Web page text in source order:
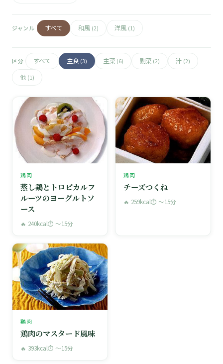
ジャンル すべて 和風 (2) 洋風 (1)
区分 すべて 主食 (3) 主菜 (6) 副菜 (2) 汁 (2)
他 (1)
鶏肉
蒸し鶏とトロピカルフ
ルーツのヨーグルトソ
ース
🔥 240kcal⏱ 〜15分
鶏肉
チーズつくね
🔥 259kcal⏱ 〜15分
鶏肉
鶏肉のマスタード風味
🔥 393kcal⏱ 〜15分